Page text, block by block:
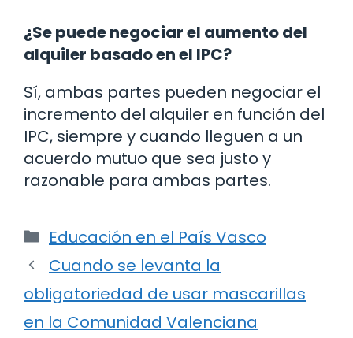
¿Se puede negociar el aumento del
alquiler basado en el IPC?
Sí, ambas partes pueden negociar el
incremento del alquiler en función del
IPC, siempre y cuando lleguen a un
acuerdo mutuo que sea justo y
razonable para ambas partes.
Categorías
Educación en el País Vasco
Cuando se levanta la
obligatoriedad de usar mascarillas
en la Comunidad Valenciana